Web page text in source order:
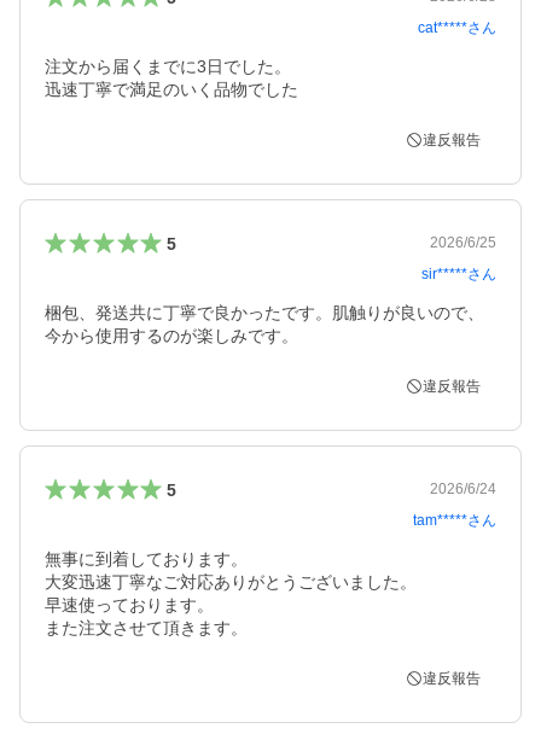
cat*****さん
注文から届くまでに3日でした。
迅速丁寧で満足のいく品物でした
違反報告
5
2026/6/25
sir*****さん
梱包、発送共に丁寧で良かったです。肌触りが良いので、
今から使用するのが楽しみです。
違反報告
5
2026/6/24
tam*****さん
無事に到着しております。
大変迅速丁寧なご対応ありがとうございました。
早速使っております。
違反報告